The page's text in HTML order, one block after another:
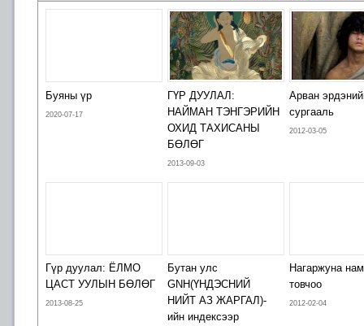
Буяны үр
2020-07-17
ГҮР ДУУЛАЛ:
НАЙМАН ТЭНГЭРИЙН
ОХИД ТАХИСАНЫ
БӨЛӨГ
2013-09-03
Арван
сургааль
2012-03-05
Гүр дуулал: ЁЛМО
ЦАСТ УУЛЫН БӨЛӨГ
2013-08-25
Бутан улс
GNH(ҮНДЭСНИЙ
НИЙТ АЗ ЖАРГАЛ)-
ийн индексээр
Нагаржуна
товчоо
2012-02-04